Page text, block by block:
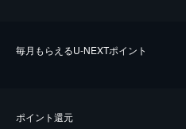
毎⽉もらえるU-NEXTポイント
ポイント還元